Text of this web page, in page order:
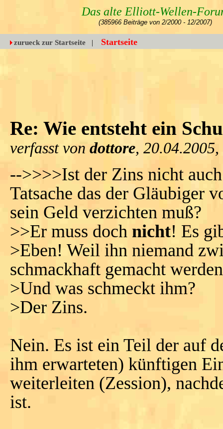
Das alte Elliott-Wellen-
(385966 Beiträge von 2/2000 - 12/2007)
zurueck zur Startseite | Startseite
Re: Wie entsteht ein
verfasst von dottore,
-->>>>Ist der Zins nicht
Tatsache das der Gläubiger
sein Geld verzichten muß?
>>Er muss doch nicht! Es
>Eben! Weil ihn niemand
schmackhaft gemacht
>Und was schmeckt ihm?
>Der Zins.
Nein. Es ist ein Teil der auf
ihm erwarteten) künftigen
weiterleiten (Zession),
ist.